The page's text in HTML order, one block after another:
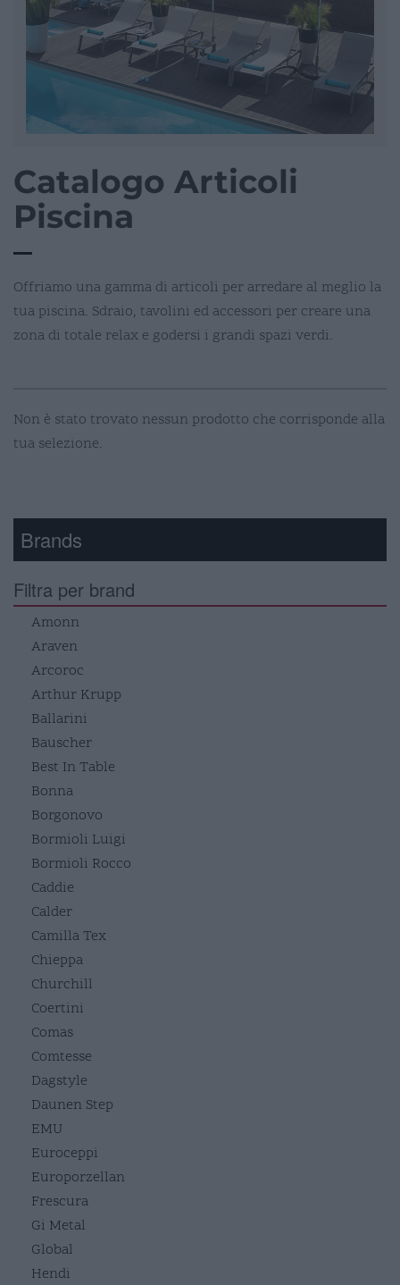
Catalogo Articoli
Piscina
Offriamo una gamma di articoli per arredare al meglio la
tua piscina. Sdraio, tavolini ed accessori per creare una
zona di totale relax e godersi i grandi spazi verdi.
Non è stato trovato nessun prodotto che corrisponde alla
tua selezione.
Brands
Filtra per brand
Amonn
Araven
Arcoroc
Arthur Krupp
Ballarini
Bauscher
Best In Table
Bonna
Borgonovo
Bormioli Luigi
Bormioli Rocco
Caddie
Calder
Camilla Tex
Chieppa
Churchill
Coertini
Comas
Comtesse
Dagstyle
Daunen Step
EMU
Euroceppi
Europorzellan
Frescura
Gi Metal
Global
Hendi